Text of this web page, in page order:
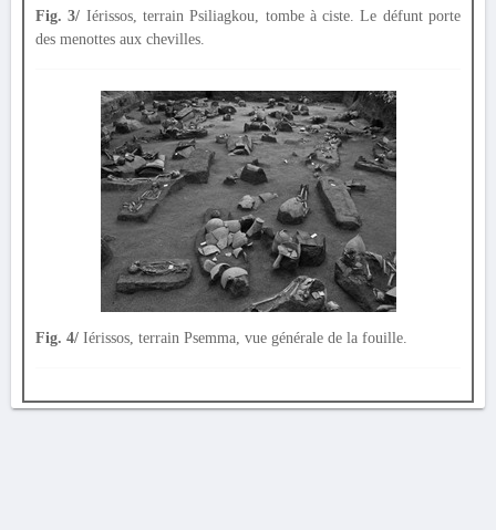
Fig. 3/ Iérissos, terrain Psiliagkou, tombe à ciste. Le défunt porte
des menottes aux chevilles.
Fig. 4/ Iérissos, terrain Psemma, vue générale de la fouille.